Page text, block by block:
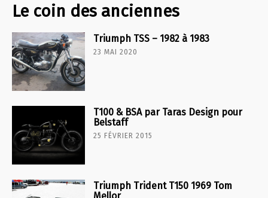
Le coin des anciennes
Triumph TSS – 1982 à 1983
23 MAI 2020
T100 & BSA par Taras Design pour
Belstaff
25 FÉVRIER 2015
Triumph Trident T150 1969 Tom
Mellor